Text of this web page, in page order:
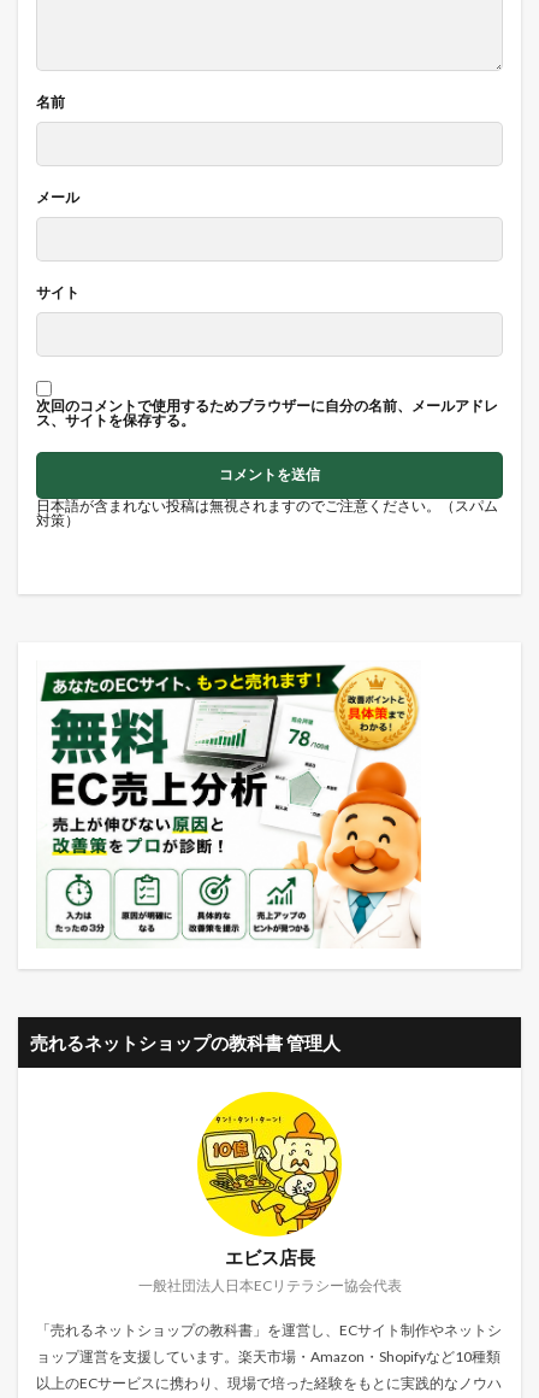
名前
メール
サイト
次回のコメントで使用するためブラウザーに自分の名前、メールアドレ
ス、サイトを保存する。
日本語が含まれない投稿は無視されますのでご注意ください。（スパム
対策）
売れるネットショップの教科書 管理人
エビス店長
一般社団法人日本ECリテラシー協会代表
「売れるネットショップの教科書」を運営し、ECサイト制作やネットシ
ョップ運営を支援しています。楽天市場・Amazon・Shopifyなど10種類
以上のECサービスに携わり、現場で培った経験をもとに実践的なノウハ